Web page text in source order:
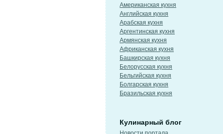
Американская кухня
Английская кухня
Арабская кухня
Аргентинская кухня
Армянская кухня
Африканская кухня
Башкирская кухня
Белорусская кухня
Бельгийская кухня
Болгарская кухня
Бразильская кухня
Кулинарный блог